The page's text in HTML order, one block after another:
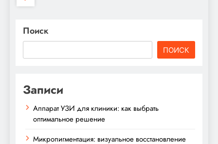
Поиск
ПОИСК
Записи
Аппарат УЗИ для клиники: как выбрать
оптимальное решение
Микропигментация: визуальное восстановление